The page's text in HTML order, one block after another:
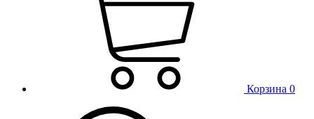
Корзина 0